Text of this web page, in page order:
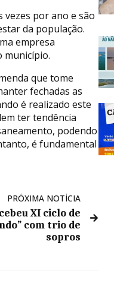
vezes por ano e são
da população.
empresa
município.
que tome
fechadas as
é realizado este
ter tendência
podendo
é fundamental
PRÓXIMA NOTÍCIA
XI ciclo de
com trio de
sopros